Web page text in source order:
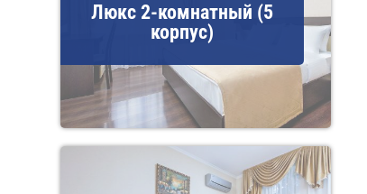
Люкс 2-комнатный (5
корпус)